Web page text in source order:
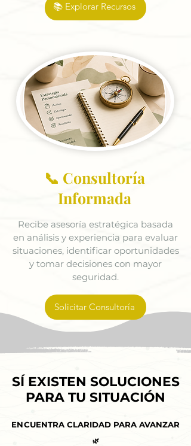
📚 Explorar Recursos
📞 Consultoría
Informada
Recibe asesoría estratégica basada
en análisis y experiencia para evaluar
situaciones, identificar oportunidades
y tomar decisiones con mayor
seguridad.
Solicitar Consultoría
SÍ EXISTEN SOLUCIONES
PARA TU SITUACIÓN
SÍ EXISTEN SOLUCIONES
PARA TU SITUACIÓN
ENCUENTRA CLARIDAD PARA AVANZAR
ENCUENTRA CLARIDAD PARA AVANZAR
🌿
🌿